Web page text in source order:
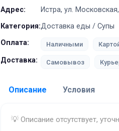
Адрес: Истра, ул.
Категория:Доставка еды / Супы
Оплата:
Наличными
Доставка: Самовывоз
Описание Условия
💡 Описание отсутствует,
Доставка: